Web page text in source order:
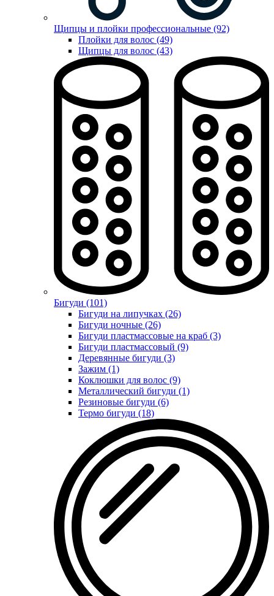
Щипцы и плойки профессиональные (92)
Плойки для волос (49)
Щипцы для волос (43)
Бигуди (101)
Бигуди на липучках (26)
Бигуди ночные (26)
Бигуди пластмассовые на краб (3)
Бигуди пластмассовый (9)
Деревянные бигуди (3)
Зажим (1)
Коклюшки для волос (9)
Металлический бигуди (1)
Резиновые бигуди (6)
Термо бигуди (18)